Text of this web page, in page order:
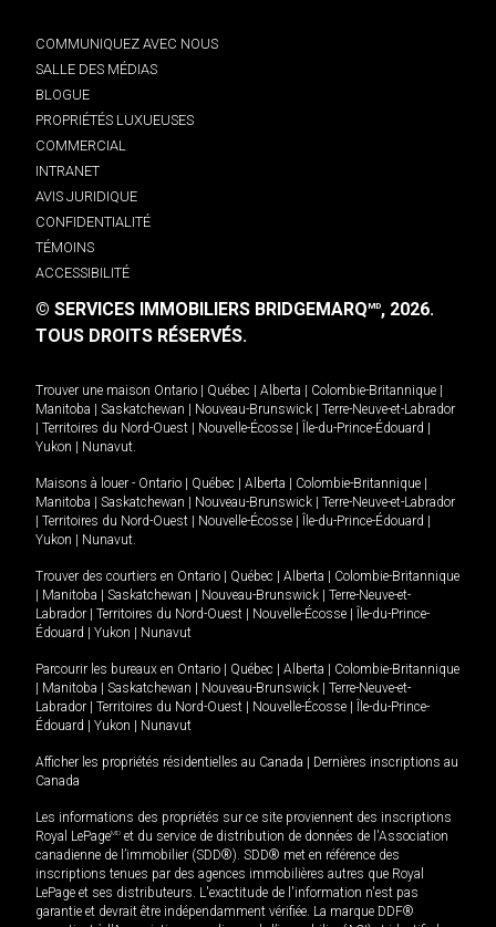
COMMUNIQUEZ AVEC NOUS
SALLE DES MÉDIAS
BLOGUE
PROPRIÉTÉS LUXUEUSES
COMMERCIAL
INTRANET
AVIS JURIDIQUE
CONFIDENTIALITÉ
TÉMOINS
ACCESSIBILITÉ
© SERVICES IMMOBILIERS BRIDGEMARQMD, 2026.
TOUS DROITS RÉSERVÉS.
Trouver une maison Ontario Québec Alberta Colombie-Britannique
Manitoba
Saskatchewan Nouveau-Brunswick
Terre-Neuve-et-Labrador
Territoires du Nord-Ouest Nouvelle-Écosse Île-du-Prince-Édouard
Yukon
Nunavut.
Maisons à louer - Ontario Québec Alberta Colombie-Britannique
Manitoba
Saskatchewan Nouveau-Brunswick
Terre-Neuve-et-Labrador
Territoires du Nord-Ouest Nouvelle-Écosse Île-du-Prince-Édouard
Yukon
Nunavut.
Trouver des courtiers en Ontario Québec Alberta
Colombie-Britannique
Manitoba Saskatchewan Nouveau-Brunswick
Terre-Neuve-et-
Labrador
Territoires du Nord-Ouest Nouvelle-Écosse
Île-du-Prince-
Édouard
Yukon Nunavut
Parcourir les bureaux en Ontario Québec Alberta
Colombie-Britannique
Manitoba Saskatchewan Nouveau-Brunswick
Terre-Neuve-et-
Labrador
Territoires du Nord-Ouest Nouvelle-Écosse
Île-du-Prince-
Édouard
Yukon Nunavut
Afficher les propriétés résidentielles au Canada
Dernières inscriptions au
Canada
Les informations des propriétés sur ce site proviennent des inscriptions
Royal LePageMD et du service de distribution de données de l'Association
canadienne de l’immobilier (SDD®). SDD® met en référence des
inscriptions tenues par des agences immobilières autres que Royal
LePage et ses distributeurs. L'exactitude de l'information n'est pas
garantie et devrait être indépendamment vérifiée. La marque DDF®